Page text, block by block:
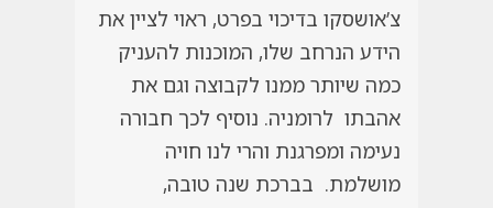
צ’אושסקו בדיכוי בפרט, ראוי לציין את
הידע הנרחב שלו, המוכנות להעניק
כמה שיותר ממנו לקבוצה וגם את
אהבתו לרומניה. נוסיף לכך חבורה
נעימה ומפרגנת והרי לנו חויה
מושלמת. בברכת שנה טובה,